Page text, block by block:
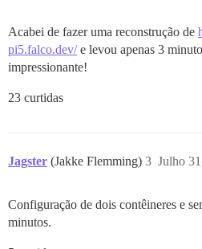
Acabei de fazer uma reconstrução de
pi5.falco.dev/e levou apenas 3
impressionante!
23 curtidas
Jagster (Jakke Flemming) Julho
3
Configuração de dois contêineres e
minutos.